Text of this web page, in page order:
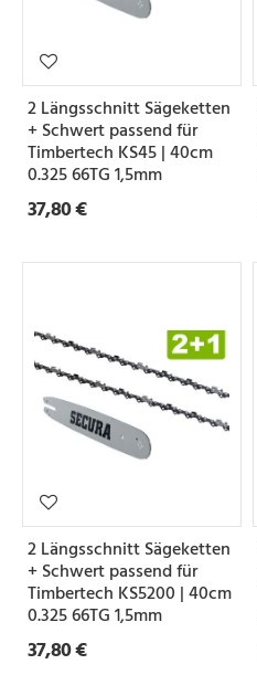
2 Längsschnitt Sägeketten
+ Schwert passend für
Timbertech KS45 | 40cm
0.325 66TG 1,5mm
37,80 €
2 Längsschnitt Sägeketten
+ Schwert passend für
Timbertech KS5200 | 40cm
0.325 66TG 1,5mm
37,80 €